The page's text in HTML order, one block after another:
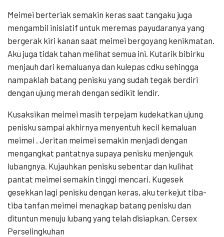
Meimei berteriak semakin keras saat tangaku juga
mengambil inisiatif untuk meremas payudaranya yang
bergerak kiri kanan saat meimei bergoyang kenikmatan.
Aku juga tidak tahan melihat semua ini. Kutarik bibirku
menjauh dari kemaluanya dan kulepas cdku sehingga
nampaklah batang penisku yang sudah tegak berdiri
dengan ujung merah dengan sedikit lendir.
Kusaksikan meimei masih terpejam kudekatkan ujung
penisku sampai akhirnya menyentuh kecil kemaluan
meimei . Jeritan meimei semakin menjadi dengan
mengangkat pantatnya supaya penisku menjenguk
lubangnya. Kujauhkan penisku sebentar dan kulihat
pantat meimei semakin tinggi mencari. Kugesek
gesekkan lagi penisku dengan keras, aku terkejut tiba-
tiba tanfan meimei menagkap batang penisku dan
dituntun menuju lubang yang telah disiapkan. Cersex
Perselingkuhan